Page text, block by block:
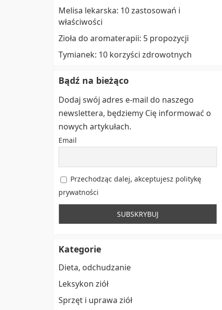
Melisa lekarska: 10 zastosowań i
właściwości
Zioła do aromaterapii: 5 propozycji
Tymianek: 10 korzyści zdrowotnych
Bądź na bieżąco
Dodaj swój adres e-mail do naszego
newslettera, będziemy Cię informować o
nowych artykułach.
Email
Przechodząc dalej, akceptujesz politykę
prywatności
Kategorie
Dieta, odchudzanie
Leksykon ziół
Sprzęt i uprawa ziół